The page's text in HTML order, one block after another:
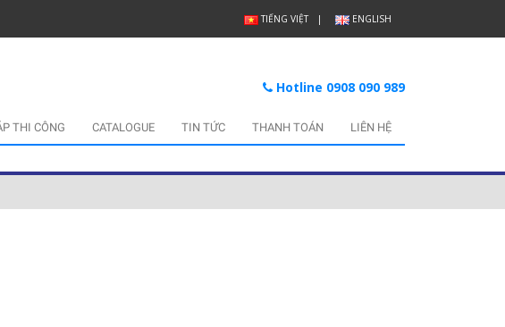
TIẾNG VIỆT ENGLISH
Hotline 0908 090 989
THI CÔNG CATALOGUE TIN TỨC THANH TOÁN LIÊN HỆ